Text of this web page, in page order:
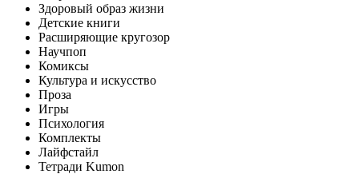
Здоровый образ жизни
Детские книги
Расширяющие кругозор
Научпоп
Комиксы
Культура и искусство
Проза
Игры
Психология
Комплекты
Лайфстайл
Тетради Kumon